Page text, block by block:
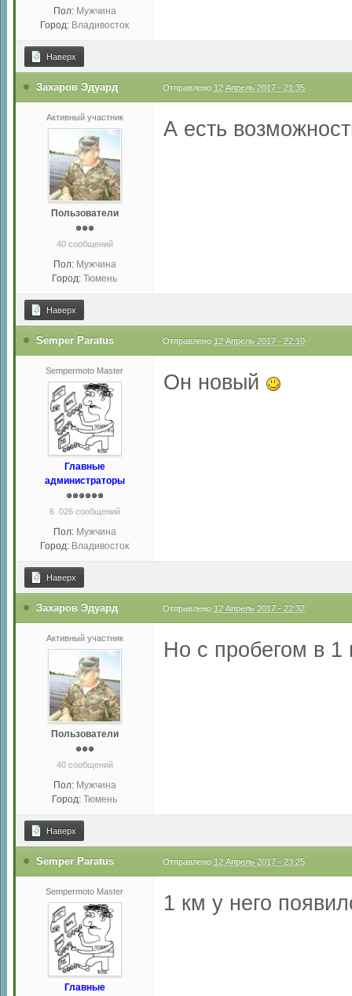
Пол: Мужчина
Город: Владивосток
Наверх
Захаров Эдуард Отправлено 12 Апрель 2017 - 21:35
Активный участник
Пользователи
40 сообщений
Пол: Мужчина
Город: Тюмень
А есть
Наверх
Semper Paratus Отправлено 12 Апрель 2017 - 22:10
Sempermoto Master
Главные
администраторы
6 026 сообщений
Пол: Мужчина
Город: Владивосток
Он новый
Наверх
Захаров Эдуард Отправлено 12 Апрель 2017 - 22:32
Активный участник
Пользователи
40 сообщений
Пол: Мужчина
Город: Тюмень
Но с пробегом в
Наверх
Semper Paratus Отправлено 12 Апрель 2017 - 23:25
Sempermoto Master
Главные
1 км у него